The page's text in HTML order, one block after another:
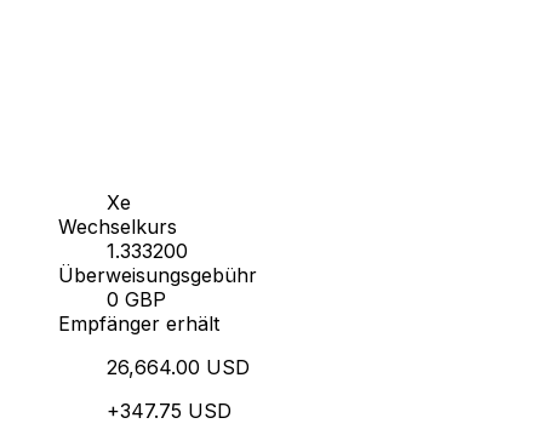
Xe
Wechselkurs
1.333200
Überweisungsgebühr
0 GBP
Empfänger erhält
26,664.00 USD
+347.75 USD